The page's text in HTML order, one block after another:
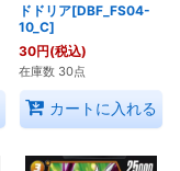
ドドリア[DBF_FS04-
10_C]
30円(税込)
在庫数 30点
カートに入れる